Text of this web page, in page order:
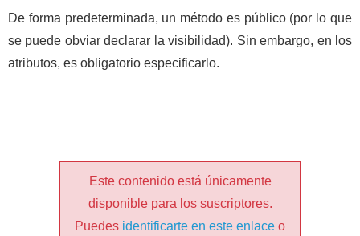
De forma predeterminada, un método es público (por lo que
se puede obviar declarar la visibilidad). Sin embargo, en los
atributos, es obligatorio especificarlo.
Este contenido está únicamente
disponible para los suscriptores.
Puedes identificarte en este enlace o